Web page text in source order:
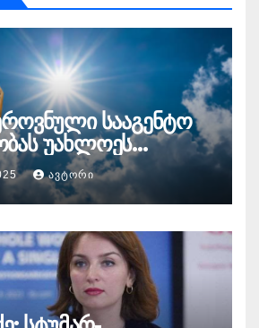
სააგენტო
უახლოეს
41
მომატების შესახებ
ᲐᲕᲢᲝᲠᲘ